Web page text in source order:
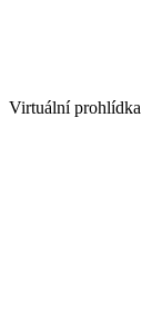
Virtuální prohlídka